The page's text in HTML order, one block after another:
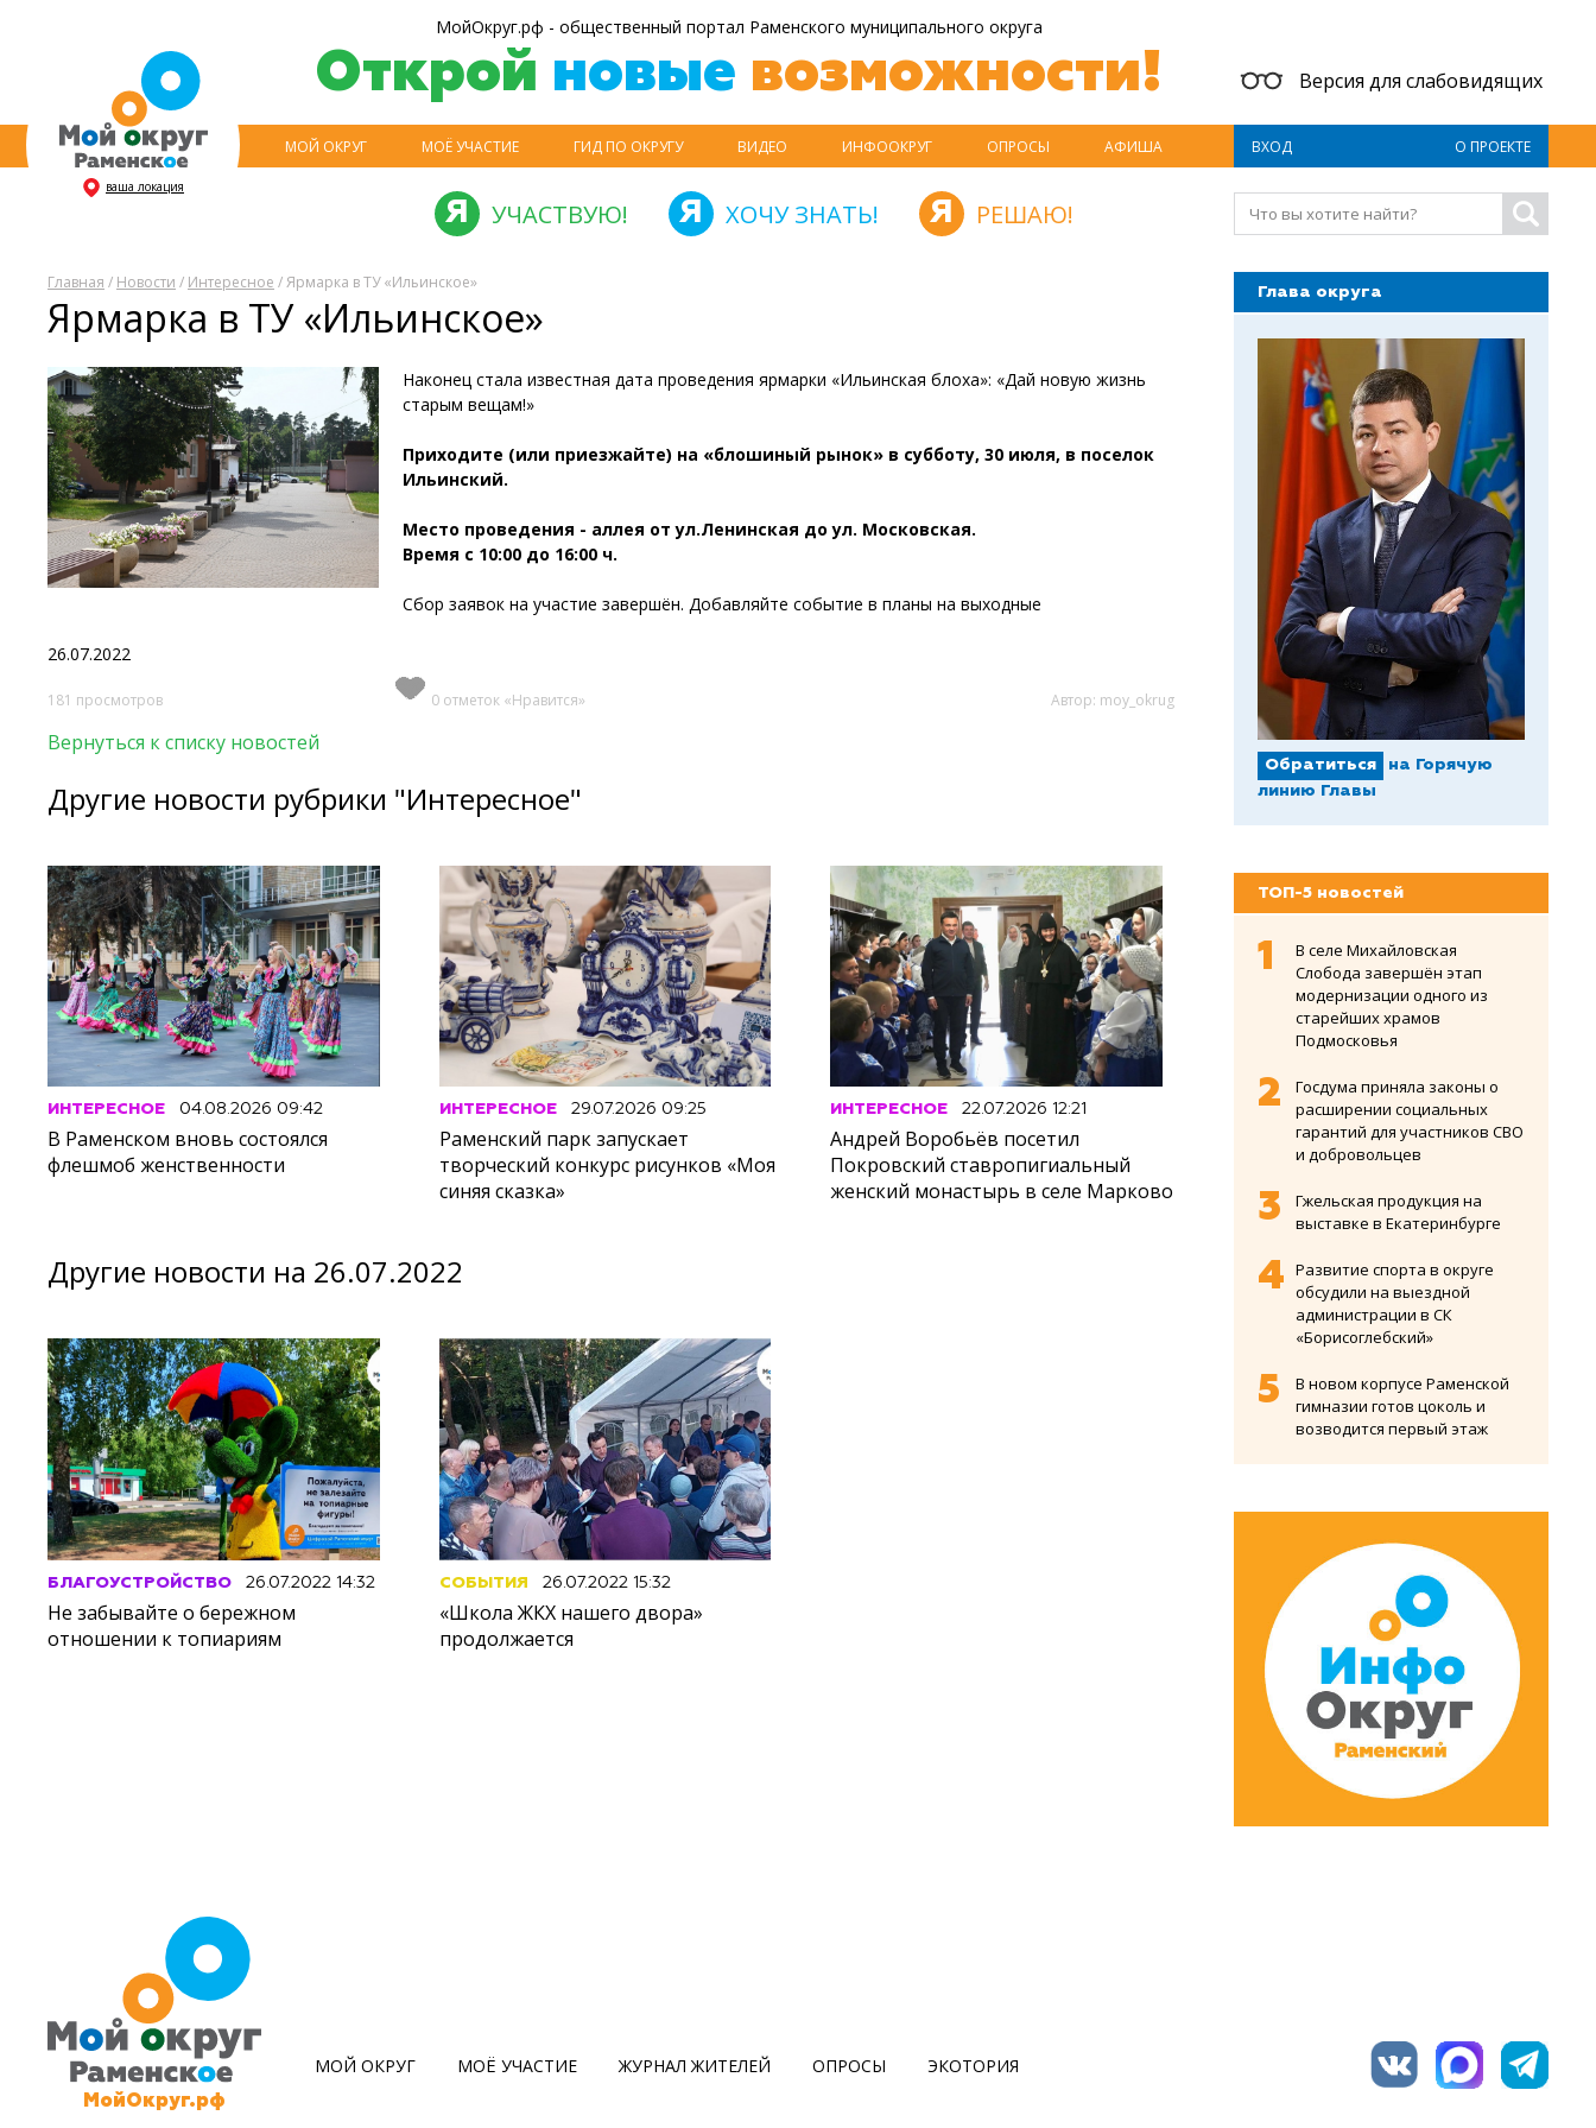
ваша локация
МойОкруг.рф - общественный портал Раменского муниципального округа
Открой новые возможности! Версия для слабовидящих
МОЙ ОКРУГ МОЁ УЧАСТИЕ ГИД ПО ОКРУГУ ВИДЕО ИНФООКРУГ ОПРОСЫ АФИША ВХОД О ПРОЕКТЕ
УЧАСТВУЮ! ХОЧУ ЗНАТЬ! РЕШАЮ!
Главная / Новости / Интересное / Ярмарка в ТУ «Ильинское»
Ярмарка в ТУ «Ильинское»
Наконец стала известная дата проведения ярмарки «Ильинская блоха»: «Дай новую жизнь
старым вещам!»
Приходите (или приезжайте) на «блошиный рынок» в субботу, 30 июля, в поселок
Ильинский.
Место проведения - аллея от ул.Ленинская до ул. Московская.
Время с 10:00 до 16:00 ч.
Сбор заявок на участие завершён. Добавляйте событие в планы на выходные
26.07.2022
181 просмотров 0 отметок «Нравится» Автор: moy_okrug
Вернуться к списку новостей
Другие новости рубрики "Интересное"
ИНТЕРЕСНОЕ 04.08.2026 09:42
В Раменском вновь состоялся
флешмоб женственности
ИНТЕРЕСНОЕ 29.07.2026 09:25
Раменский парк запускает
творческий конкурс рисунков «Моя
синяя сказка»
ИНТЕРЕСНОЕ 22.07.2026 12:21
Андрей Воробьёв посетил
Покровский ставропигиальный
женский монастырь в селе Марково
Другие новости на 26.07.2022
БЛАГОУСТРОЙСТВО 26.07.2022 14:32
Не забывайте о бережном
отношении к топиариям
СОБЫТИЯ 26.07.2022 15:32
«Школа ЖКХ нашего двора»
продолжается
Глава округа
Обратиться
на Горячую
линию Главы
ТОП-5 новостей
В селе Михайловская
Слобода завершён этап
модернизации одного из
старейших храмов
Подмосковья
Госдума приняла законы о
расширении социальных
гарантий для участников СВО
и добровольцев
Гжельская продукция на
выставке в Екатеринбурге
Развитие спорта в округе
обсудили на выездной
администрации в СК
«Борисоглебский»
В новом корпусе Раменской
гимназии готов цоколь и
возводится первый этаж
МойОкруг.рф
МОЙ ОКРУГ МОЁ УЧАСТИЕ ЖУРНАЛ ЖИТЕЛЕЙ ОПРОСЫ ЭКОТОРИЯ